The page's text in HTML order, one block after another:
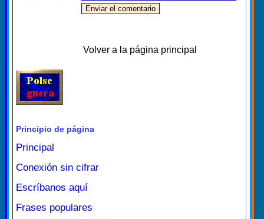
Volver a la página principal
Principio de página
Principal
Conexión sin cifrar
Escríbanos aquí
Frases populares